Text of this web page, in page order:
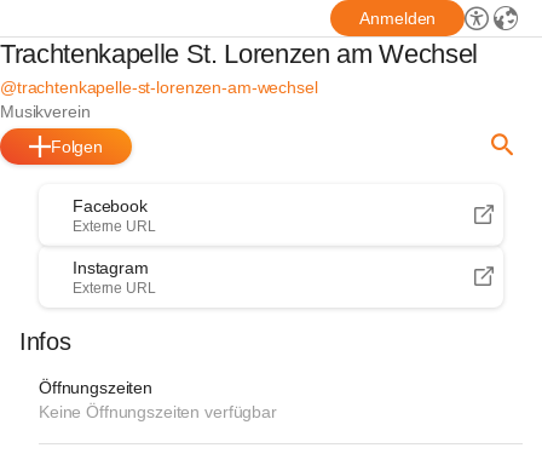
Anmelden
Trachtenkapelle St. Lorenzen am Wechsel
@trachtenkapelle-st-lorenzen-am-wechsel
Musikverein
Folgen
Facebook
Externe URL
Instagram
Externe URL
Infos
Öffnungszeiten
Keine Öffnungszeiten verfügbar